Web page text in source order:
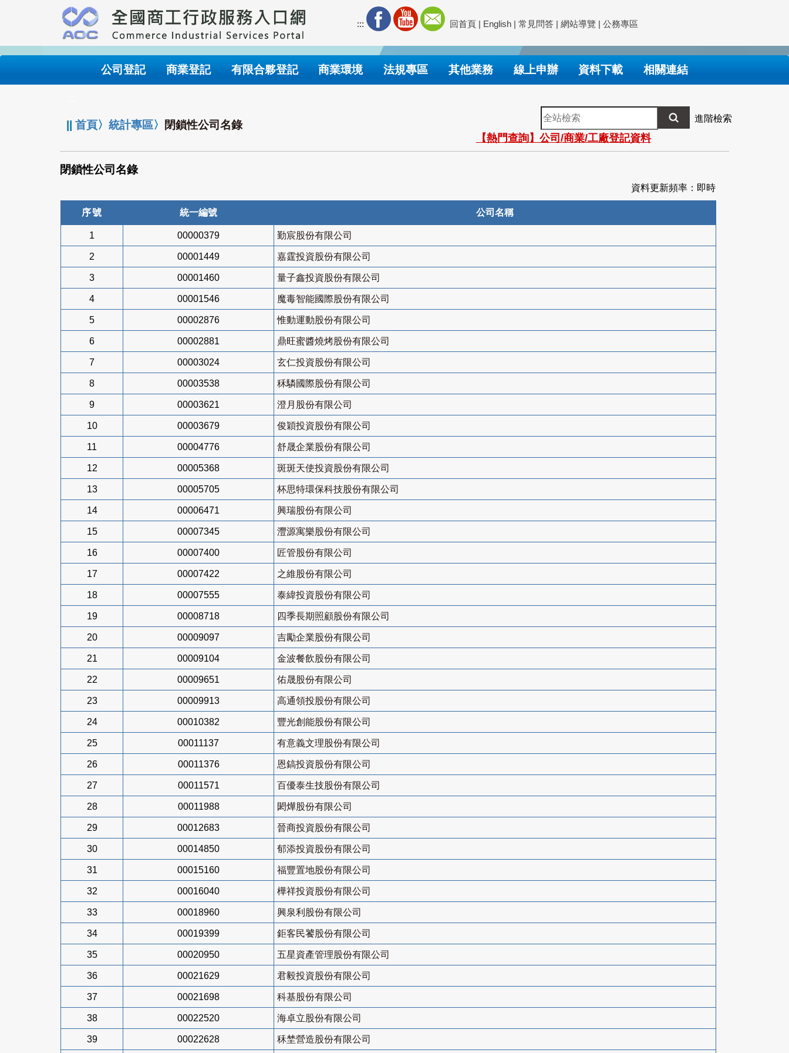
要
內
::: 回首頁 | English | 常見問答 | 網站導覽 | 公務專區
公司登記 商業登記 有限合夥登記 商業環境 法規專區 其他業務 線上申辦 資料下載 相關連結
||首頁〉統計專區〉 閉鎖性公司名錄
全
站
檢
索
進階檢索
【熱門查詢】公司/商業/工廠登記資料
閉鎖性公司名錄
資料更新頻率：即時
序號 統一編號 公司名稱
1 00000379 勤宸股份有限公司
2 00001449 嘉霆投資股份有限公司
3 00001460 量子鑫投資股份有限公司
4 00001546 魔毒智能國際股份有限公司
5 00002876 惟動運動股份有限公司
6 00002881 鼎旺蜜醬燒烤股份有限公司
7 00003024 玄仁投資股份有限公司
8 00003538 秝驎國際股份有限公司
9 00003621 澄月股份有限公司
10 00003679 俊穎投資股份有限公司
11 00004776 舒晟企業股份有限公司
12 00005368 斑斑天使投資股份有限公司
13 00005705 杯思特環保科技股份有限公司
14 00006471 興瑞股份有限公司
15 00007345 灃源寓樂股份有限公司
16 00007400 匠管股份有限公司
17 00007422 之維股份有限公司
18 00007555 泰緯投資股份有限公司
19 00008718 四季長期照顧股份有限公司
20 00009097 吉勵企業股份有限公司
21 00009104 金波餐飲股份有限公司
22 00009651 佑晟股份有限公司
23 00009913 高通領投股份有限公司
24 00010382 豐光創能股份有限公司
25 00011137 有意義文理股份有限公司
26 00011376 恩鎬投資股份有限公司
27 00011571 百優泰生技股份有限公司
28 00011988 閎燁股份有限公司
29 00012683 晉商投資股份有限公司
30 00014850 郁添投資股份有限公司
31 00015160 福豐置地股份有限公司
32 00016040 樺祥投資股份有限公司
33 00018960 興泉利股份有限公司
34 00019399 鉅客民饕股份有限公司
35 00020950 五星資產管理股份有限公司
36 00021629 君毅投資股份有限公司
37 00021698 科基股份有限公司
38 00022520 海卓立股份有限公司
39 00022628 秝埜營造股份有限公司